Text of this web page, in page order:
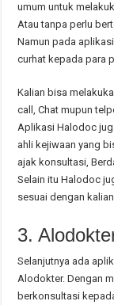
umum untuk
Atau tanpa perlu
Namun pada
curhat kepada para
Kalian bisa
call, Chat mupun
Aplikasi Halodoc
ahli kejiwaan yang
ajak konsultasi,
Selain itu Halodoc
sesuai dengan kalian.
3.
Selanjutnya ada
Alodokter. Dengan
berkonsultasi